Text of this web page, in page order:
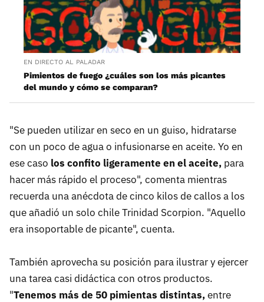
EN DIRECTO AL PALADAR
Pimientos de fuego ¿cuáles son los más picantes
del mundo y cómo se comparan?
"Se pueden utilizar en seco en un guiso, hidratarse
con un poco de agua o infusionarse en aceite. Yo en
ese caso los confito ligeramente en el aceite, para
hacer más rápido el proceso", comenta mientras
recuerda una anécdota de cinco kilos de callos a los
que añadió un solo chile Trinidad Scorpion. "Aquello
era insoportable de picante", cuenta.
También aprovecha su posición para ilustrar y ejercer
una tarea casi didáctica con otros productos.
"Tenemos más de 50 pimientas distintas,entre